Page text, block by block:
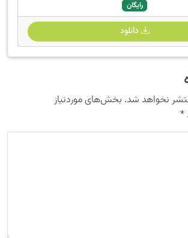
رایگان
دانلود
نخواهد شد. بخش‌های موردنیاز
*